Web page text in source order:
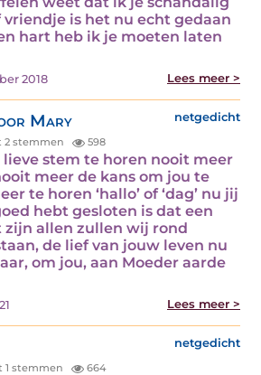
is het nu echt gedaan
hart heb ik je moeten laten
2018 Lees meer >
Mary netgedicht
2 stemmen 598
stem te horen nooit meer
meer de kans om jou te
te horen ‘hallo’ of ‘dag’ nu jij
hebt gesloten is dat een
allen zullen wij rond
de lief van jouw leven nu
om jou, aan Moeder aarde
Lees meer >
netgedicht
1 stemmen 664